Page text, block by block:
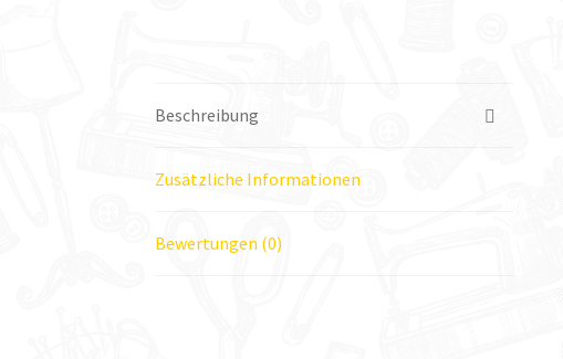
Beschreibung
Zusätzliche Informationen
Bewertungen (0)